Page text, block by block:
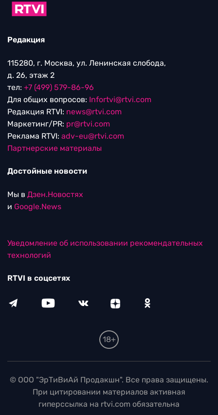
Редакция
115280, г. Москва, ул. Ленинская слобода,
д. 26, этаж 2
тел: +7 (499) 579-86-96
Для общих вопросов: Infortvi@rtvi.com
Редакция RTVI: news@rtvi.com
Маркетинг/PR: pr@rtvi.com
Реклама RTVI: adv-eu@rtvi.com
Партнерские материалы
Достойные новости
Мы в Дзен.Новостях
и Google.News
Уведомление об использовании рекомендательных
технологий
RTVI в соцсетях
18+
© ООО "ЭрТиВиАй Продакшн". Все права защищены.
При цитировании материалов активная
гиперссылка на rtvi.com обязательна